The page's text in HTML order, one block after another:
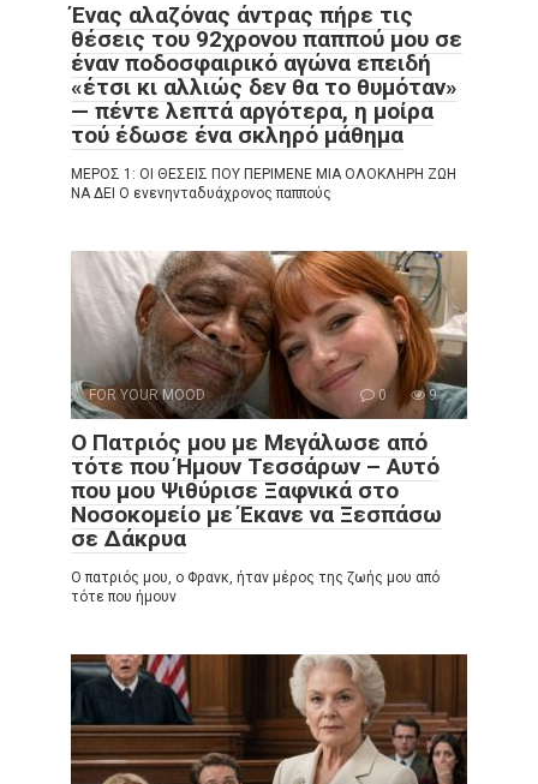
Ένας αλαζόνας άντρας πήρε τις
θέσεις του 92χρονου παππού μου σε
έναν ποδοσφαιρικό αγώνα επειδή
«έτσι κι αλλιώς δεν θα το θυμόταν»
— πέντε λεπτά αργότερα, η μοίρα
τού έδωσε ένα σκληρό μάθημα
ΜΕΡΟΣ 1: ΟΙ ΘΕΣΕΙΣ ΠΟΥ ΠΕΡΙΜΕΝΕ ΜΙΑ ΟΛΟΚΛΗΡΗ ΖΩΗ
ΝΑ ΔΕΙ Ο ενενηνταδυάχρονος παππούς
FOR YOUR MOOD 0 9
Ο Πατριός μου με Μεγάλωσε από
τότε που Ήμουν Τεσσάρων – Αυτό
που μου Ψιθύρισε Ξαφνικά στο
Νοσοκομείο με Έκανε να Ξεσπάσω
σε Δάκρυα
Ο πατριός μου, ο Φρανκ, ήταν μέρος της ζωής μου από
τότε που ήμουν